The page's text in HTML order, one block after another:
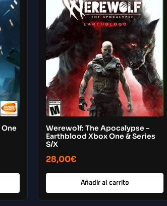
Werewolf: The Apocalypse –
Earthblood Xbox One & Series
S/X
28,00€
Añadir al carrito